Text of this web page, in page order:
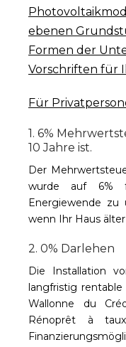
ebenen
Formen der
Vorschriften für
Für
1. 6%
10 Jahre ist.
Der
wurde auf 6%
Energiewende zu
wenn Ihr Haus älter
2. 0% Darlehen
Die Installation
langfristig
Wallonne du
Rénoprêt à